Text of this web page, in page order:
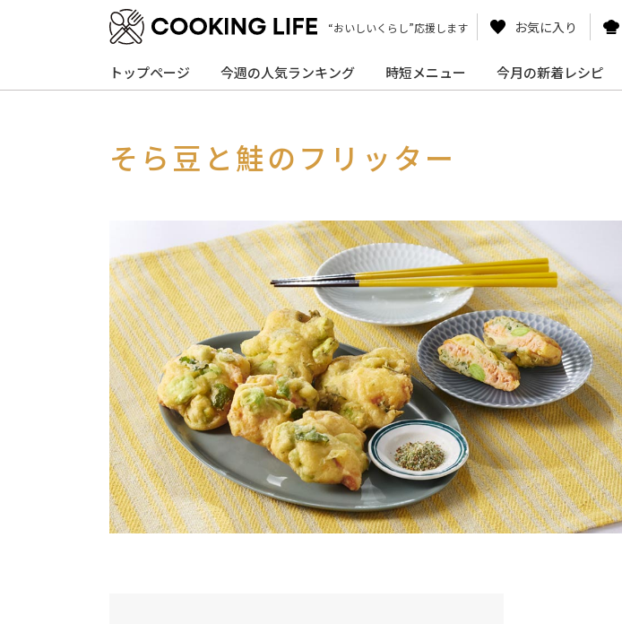
“おいしいくらし”応援します お気に入り
トップページ 今週の人気ランキング 時短メニュー 今月の新着レシピ
そら豆と鮭のフリッター